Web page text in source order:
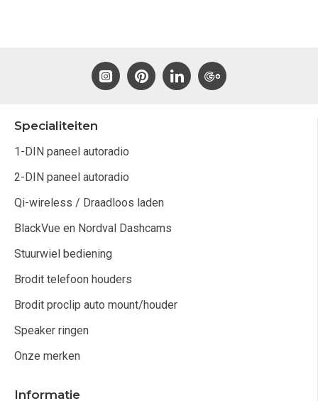
Specialiteiten
1-DIN paneel autoradio
2-DIN paneel autoradio
Qi-wireless / Draadloos laden
BlackVue en Nordval Dashcams
Stuurwiel bediening
Brodit telefoon houders
Brodit proclip auto mount/houder
Speaker ringen
Onze merken
Informatie